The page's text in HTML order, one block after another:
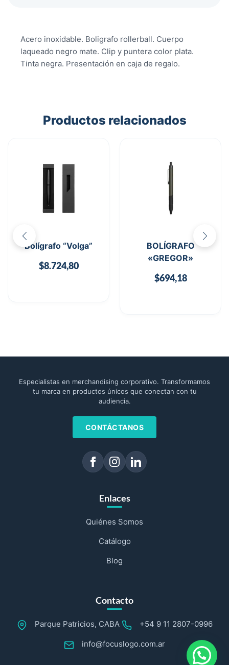
Acero inoxidable. Boligrafo rollerball. Cuerpo
laqueado negro mate. Clip y puntera color plata.
Tinta negra. Presentación en caja de regalo.
Productos relacionados
Bolígrafo “Volga”
$8.724,80
BOLÍGRAFO
«GREGOR»
$694,18
Especialistas en merchandising corporativo. Transformamos
tu marca en productos únicos que conectan con tu
audiencia.
CONTÁCTANOS
Enlaces
Quiénes Somos
Catálogo
Blog
Contacto
Parque Patricios, CABA +54 9 11 2807-0996
info@focuslogo.com.ar